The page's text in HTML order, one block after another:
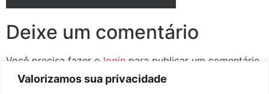
Valorizamos sua privacidade
Deixe um comentário
Você precisa fazer o login para publicar um comentário.